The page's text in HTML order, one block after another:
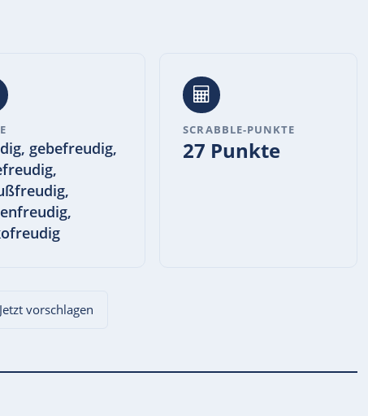
gebefreudig,
SCRABBLE-PUNKTE
27 Punkte
vorschlagen